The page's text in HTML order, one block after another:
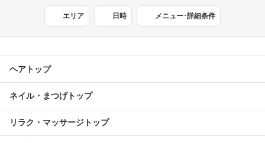
エリア 日時 メニュー･詳細条件
ヘアトップ
ネイル・まつげトップ
リラク・マッサージトップ